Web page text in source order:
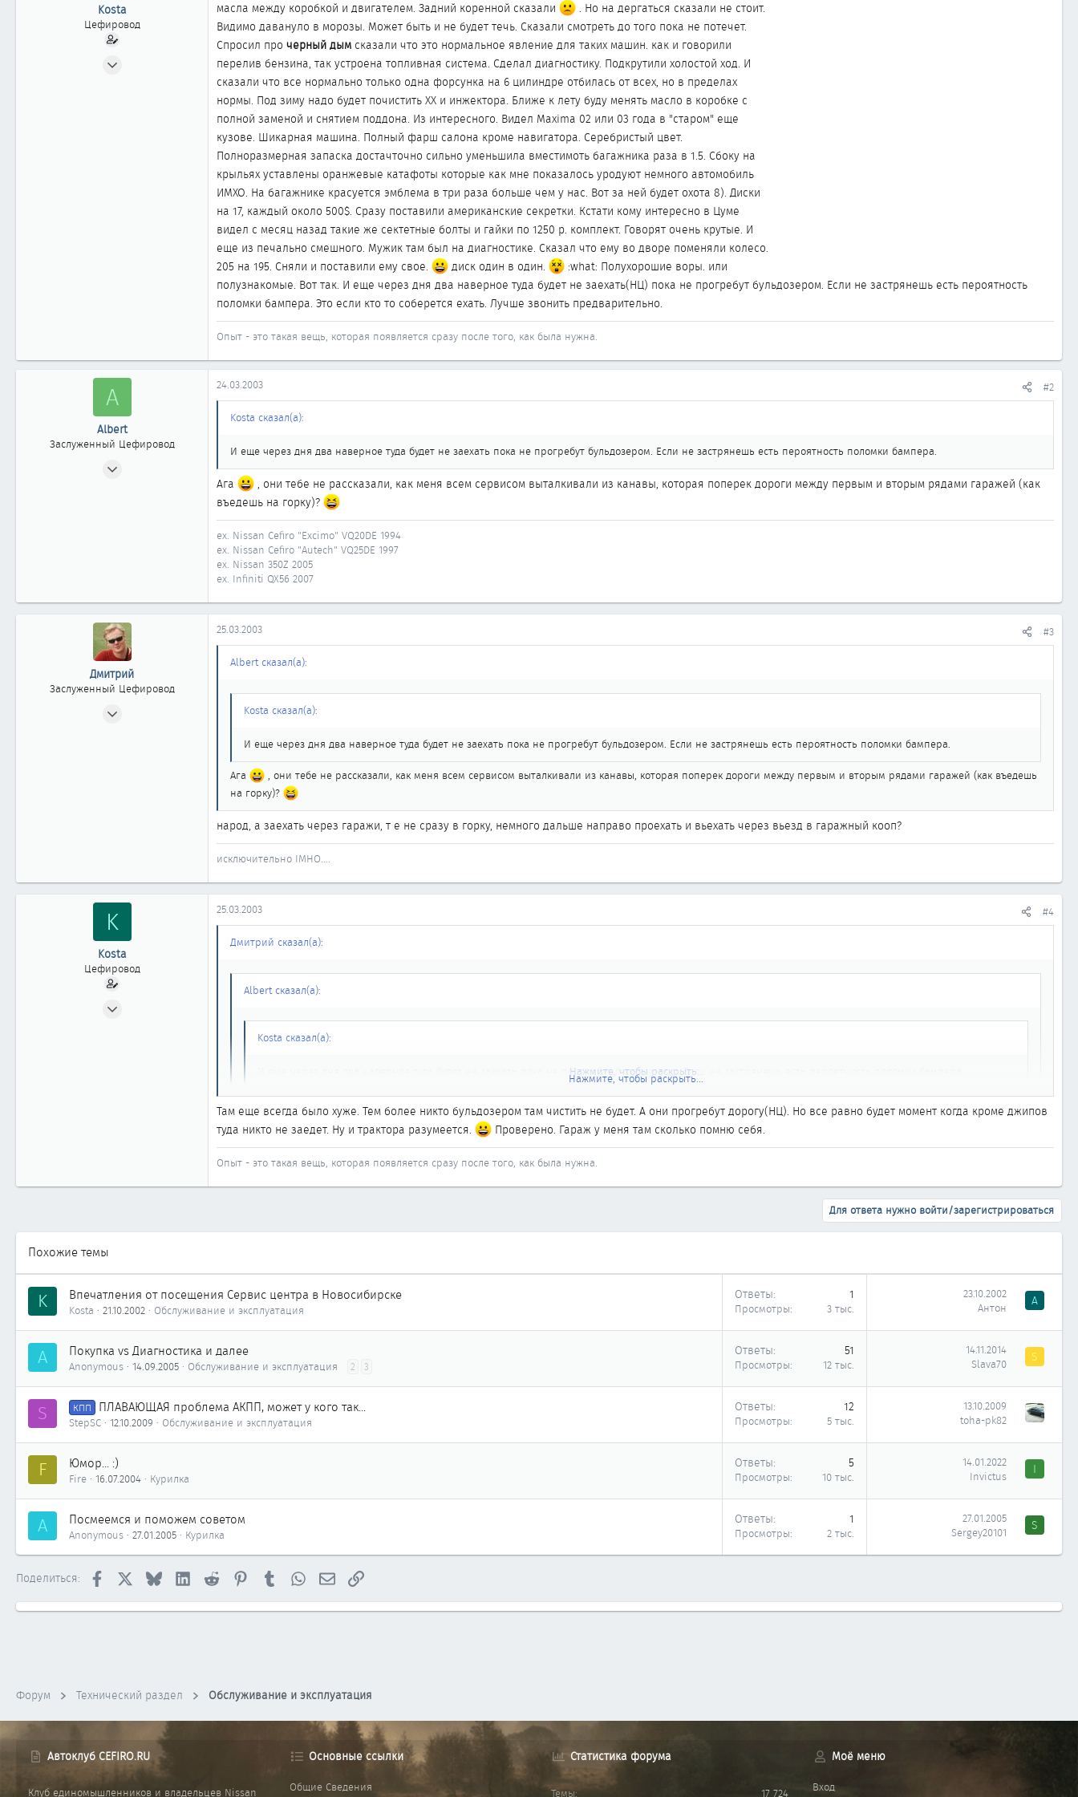
Kosta
Цефировод
масла между коробкой и двигателем. Задний коренной сказали
. Но на дергаться сказали не стоит.
Видимо давануло в морозы. Может быть и не будет течь. Сказали смотреть до того пока не потечет.
Спросил про черный дым сказали что это нормальное явление для таких машин. как и говорили
перелив бензина, так устроена топливная система. Сделал диагностику. Подкрутили холостой ход. И
сказали что все нормально только одна форсунка на 6 цилиндре отбилась от всех, но в пределах
нормы. Под зиму надо будет почистить ХХ и инжектора. Ближе к лету буду менять масло в коробке с
полной заменой и снятием поддона. Из интересного. Видел Maxima 02 или 03 года в "старом" еще
кузове. Шикарная машина. Полный фарш салона кроме навигатора. Серебристый цвет.
Полноразмерная запаска достачточно сильно уменьшила вместимоть багажника раза в 1.5. Сбоку на
крыльях уставлены оранжевые катафоты которые как мне показалось уродуют немного автомобиль
ИМХО. На багажнике красуется эмблема в три раза больше чем у нас. Вот за ней будет охота 8). Диски
на 17, каждый около 500$. Сразу поставили американские секретки. Кстати кому интересно в Цуме
видел с месяц назад такие же сектетные болты и гайки по 1250 р. комплект. Говорят очень крутые. И
еще из печально смешного. Мужик там был на диагностике. Сказал что ему во дворе поменяли колесо.
205 на 195. Сняли и поставили ему свое.
диск один в один.
:what: Полухорошие воры. или
полузнакомые. Вот так. И еще через дня два наверное туда будет не заехать(НЦ) пока не прогребут бульдозером. Если не застрянешь есть пероятность
поломки бампера. Это если кто то соберется ехать. Лучше звонить предварительно.
Опыт - это такая вещь, которая появляется сразу после того, как была нужна.
A
Albert
Заслуженный Цефировод
24.03.2003 #2
Kosta сказал(а):
И еще через дня два наверное туда будет не заехать пока не прогребут бульдозером. Если не застрянешь есть пероятность поломки бампера.
Ага
, они тебе не рассказали, как меня всем сервисом выталкивали из канавы, которая поперек дороги между первым и вторым рядами гаражей (как
въедешь на горку)?
ex. Nissan Cefiro "Excimo" VQ20DE 1994
ex. Nissan Cefiro "Autech" VQ25DE 1997
ex. Nissan 350Z 2005
ex. Infiniti QX56 2007
Дмитрий
Заслуженный Цефировод
25.03.2003 #3
Albert сказал(а):
Kosta сказал(а):
И еще через дня два наверное туда будет не заехать пока не прогребут бульдозером. Если не застрянешь есть пероятность поломки бампера.
Ага
, они тебе не рассказали, как меня всем сервисом выталкивали из канавы, которая поперек дороги между первым и вторым рядами гаражей (как въедешь
на горку)?
народ, а заехать через гаражи, т е не сразу в горку, немного дальше направо проехать и вьехать через вьезд в гаражный кооп?
исключительно IMHO....
K
Kosta
Цефировод
25.03.2003 #4
Дмитрий сказал(а):
Albert сказал(а):
Kosta сказал(а):
И еще через дня два наверное туда будет не заехать пока не прогребут бульдозером. Если не застрянешь есть пероятность поломки бампера.
Нажмите, чтобы раскрыть...
, они тебе не рассказали, как меня всем сервисом выталкивали из канавы, которая поперек дороги между первым и вторым рядами гаражей (как
въедешь на горку)?
Нажмите, чтобы раскрыть...
народ, а заехать через гаражи, т е не сразу в горку, немного дальше направо проехать и вьехать через вьезд в гаражный кооп?
Нажмите, чтобы раскрыть...
Там еще всегда было хуже. Тем более никто бульдозером там чистить не будет. А они прогребут дорогу(НЦ). Но все равно будет момент когда кроме джипов
туда никто не заедет. Ну и трактора разумеется.
Проверено. Гараж у меня там сколько помню себя.
Опыт - это такая вещь, которая появляется сразу после того, как была нужна.
Для ответа нужно войти/зарегистрироваться
Похожие темы
K Впечатления от посещения Сервис центра в Новосибирске
Kosta 21.10.2002 Обслуживание и эксплуатация
Ответы 1
Просмотры 3 тыс.
23.10.2002
Антон
А
A Покупка vs Диагностика и далее
Anonymous 14.09.2005 Обслуживание и эксплуатация 2 3
Ответы 51
Просмотры 12 тыс.
14.11.2014
Slava70
S
S КПП ПЛАВАЮЩАЯ проблема АКПП, может у кого так...
StepSC 12.10.2009 Обслуживание и эксплуатация
Ответы 12
Просмотры 5 тыс.
13.10.2009
toha-pk82
F Юмор... :)
Fire 16.07.2004 Курилка
Ответы 5
Просмотры 10 тыс.
14.01.2022
Invictus
I
A Посмеемся и поможем советом
Anonymous 27.01.2005 Курилка
Ответы 1
Просмотры 2 тыс.
27.01.2005
Sergey20101
S
Поделиться: Facebook Bluesky LinkedInReddit PinterestTumblrWhatsAppЭлектронная почта
Ссылка
Форум Технический раздел Обслуживание и эксплуатация
Автоклуб CEFIRO.RU
Клуб единомышленников и владельцев Nissan
Основные ссылки
Общие Сведения
Статистика форума
Темы 17 724
Моё меню
Вход